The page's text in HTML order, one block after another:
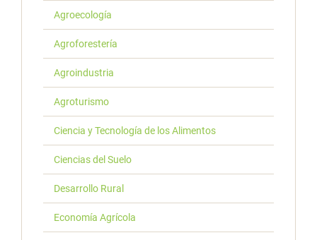
Agroecología
Agroforestería
Agroindustria
Agroturismo
Ciencia y Tecnología de los Alimentos
Ciencias del Suelo
Desarrollo Rural
Economía Agrícola